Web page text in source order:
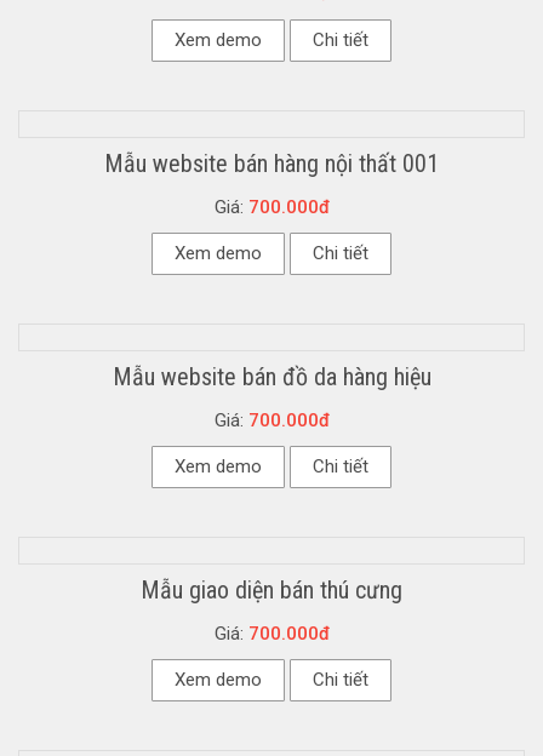
Xem demo Chi tiết
Mẫu website bán hàng nội thất 001
Giá: 700.000đ
Xem demo Chi tiết
Mẫu website bán đồ da hàng hiệu
Giá: 700.000đ
Xem demo Chi tiết
Mẫu giao diện bán thú cưng
Giá: 700.000đ
Xem demo Chi tiết